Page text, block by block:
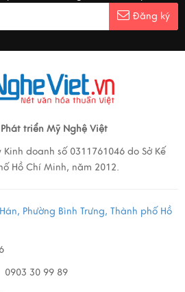
Đăng ký
triển Mỹ Nghệ Việt
doanh số 0311761046 do Sở Kế
Hồ Chí Minh, năm 2012.
Phường Bình Trưng, Thành phố Hồ
0903 30 99 89